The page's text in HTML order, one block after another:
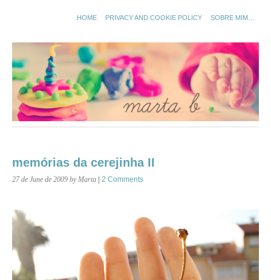
HOME PRIVACY AND COOKIE POLICY SOBRE MIM…
memórias da cerejinha II
27 de June de 2009 by Marta | 2 Comments